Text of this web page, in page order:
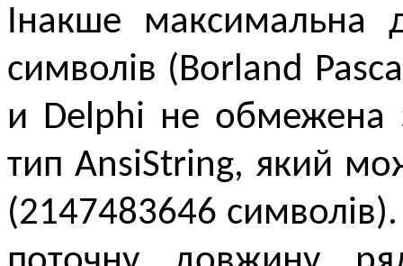
Інакше максимальна
символів (Borland
и Delphi не обмежена
тип AnsiString, який
(2147483646